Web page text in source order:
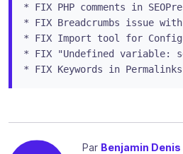
* FIX PHP comments in
* FIX Breadcrumbs issue with
* FIX Import tool for
* FIX "Undefined variable:
* FIX Keywords in
Par Benjamin Denis